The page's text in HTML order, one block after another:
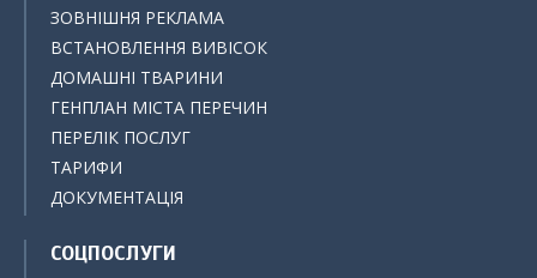
ЗОВНІШНЯ РЕКЛАМА
ВСТАНОВЛЕННЯ ВИВІСОК
ДОМАШНІ ТВАРИНИ
ГЕНПЛАН МІСТА ПЕРЕЧИН
ПЕРЕЛІК ПОСЛУГ
ТАРИФИ
ДОКУМЕНТАЦІЯ
СОЦПОСЛУГИ